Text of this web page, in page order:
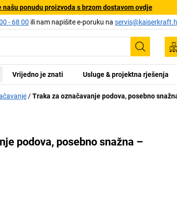
ponudu proizvoda s brzom dostavom ovdje
- 68 00 ili nam napišite e-poruku na
Vrijedno je znati Usluge & projektna rješenja
Traka za označavanje podova, posebno
podova, posebno snažna –